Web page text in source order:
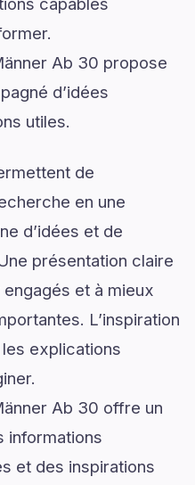
Ab 30 propose
d’idées
utiles.
de
en une
d’idées et de
présentation claire
et à mieux
L’inspiration
explications
Ab 30 offre un
informations
et des inspirations